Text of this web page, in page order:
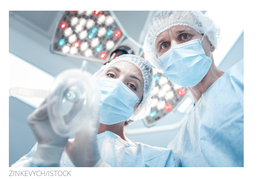
ZINKEVYCH/ISTOCK